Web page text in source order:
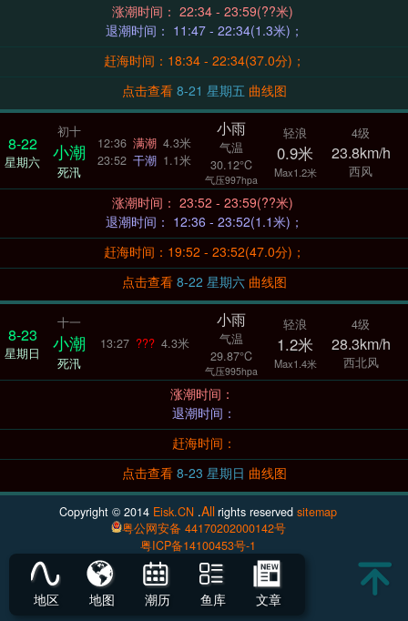
涨潮时间： 22:34 - 23:59(??米)
退潮时间： 11:47 - 22:34(1.3米)；
赶海时间：18:34 - 22:34(37.0分)；
点击查看
8-21 星期五 曲线图
8-22
星期六
初十
小潮
死汛
12:36 满潮 4.3米
23:52 干潮 1.1米
小雨
气温
30.12°C
气压997hpa
轻浪
0.9米
Max1.2米
4级
23.8km/h
西风
涨潮时间： 23:52 - 23:59(??米)
退潮时间： 12:36 - 23:52(1.1米)；
赶海时间：19:52 - 23:52(47.0分)；
点击查看
8-22 星期六 曲线图
8-23
星期日
十一
小潮
死汛
13:27 ??? 4.3米
小雨
气温
29.87°C
气压995hpa
轻浪
1.2米
Max1.4米
4级
28.3km/h
西北风
涨潮时间：
退潮时间：
赶海时间：
点击查看
8-23 星期日 曲线图
Copyright © 2014 Eisk.CN .Allrights reservedsitemap
粤公网安备 44170202000142号
粤ICP备14100453号-1
地区 地图 潮历 鱼库 文章